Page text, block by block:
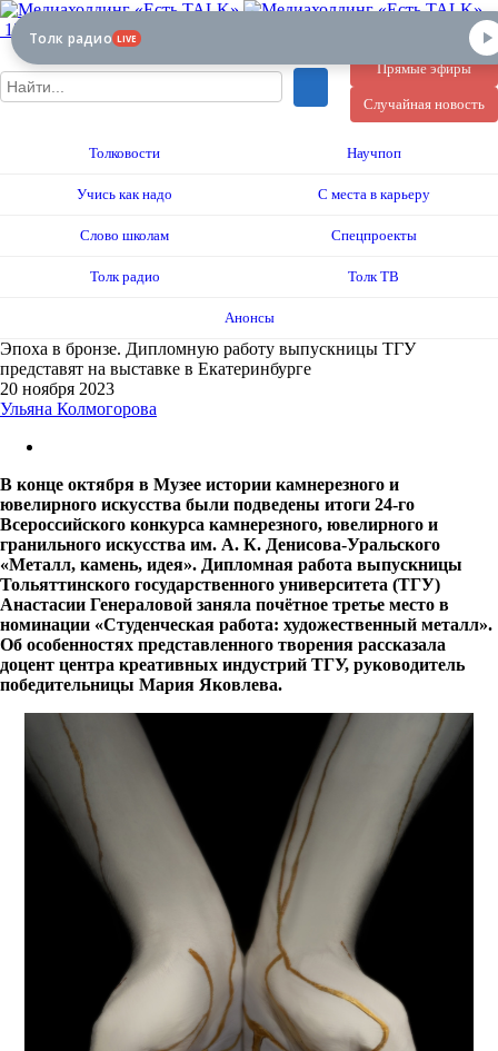
12+
Прямые эфиры
Случайная новость
Толковости Научпоп
Учись как надо С места в карьеру
Слово школам Спецпроекты
Толк радио Толк ТВ
Анонсы
Эпоха в бронзе. Дипломную работу выпускницы ТГУ
представят на выставке в Екатеринбурге
20 ноября 2023
Ульяна Колмогорова
В конце октября в Музее истории камнерезного и
ювелирного искусства были подведены итоги 24-го
Всероссийского конкурса камнерезного, ювелирного и
гранильного искусства им. А. К. Денисова-Уральского
«Металл, камень, идея». Дипломная работа выпускницы
Тольяттинского государственного университета (ТГУ)
Анастасии Генераловой заняла почётное третье место в
номинации «Студенческая работа: художественный металл».
Об особенностях представленного творения рассказала
доцент центра креативных индустрий ТГУ, руководитель
победительницы Мария Яковлева.
Толк радио LIVE